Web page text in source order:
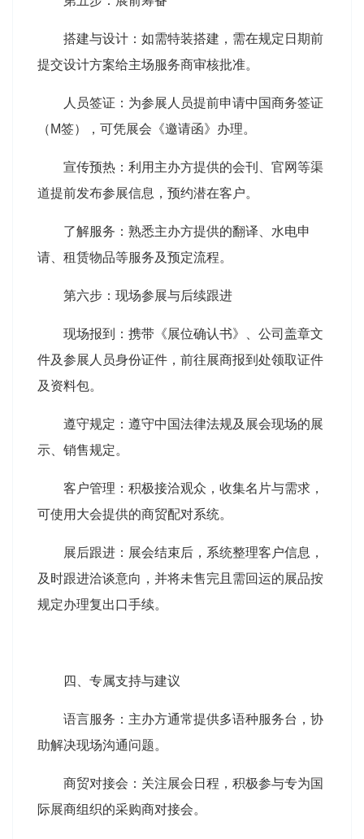
搭建与设计：如需特装搭建，需在规定日期前
提交设计方案给主场服务商审核批准。
人员签证：为参展人员提前申请中国商务签证
（M签），可凭展会《邀请函》办理。
宣传预热：利用主办方提供的会刊、官网等渠
道提前发布参展信息，预约潜在客户。
了解服务：熟悉主办方提供的翻译、水电申
请、租赁物品等服务及预定流程。
第六步：现场参展与后续跟进
现场报到：携带《展位确认书》、公司盖章文
件及参展人员身份证件，前往展商报到处领取证件
及资料包。
遵守规定：遵守中国法律法规及展会现场的展
示、销售规定。
客户管理：积极接洽观众，收集名片与需求，
可使用大会提供的商贸配对系统。
展后跟进：展会结束后，系统整理客户信息，
及时跟进洽谈意向，并将未售完且需回运的展品按
规定办理复出口手续。
四、专属支持与建议
语言服务：主办方通常提供多语种服务台，协
助解决现场沟通问题。
商贸对接会：关注展会日程，积极参与专为国
际展商组织的采购商对接会。